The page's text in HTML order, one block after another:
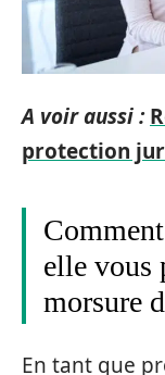
A voir aussi :
protection
elle vous
morsure
En tant que